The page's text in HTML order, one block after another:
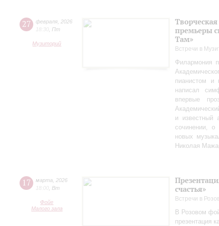
27 февраля 2026
18:30 Пт
Музиторий
премьеры
Там»
Встречи в
Филармония
пианистом и
написал
впервые
и известный
сочинении,
новых
Николая
17 марта
2026
18:00
Вт
Фойе
Малого зала
счастья»
Встречи в
В Розовом
презентация